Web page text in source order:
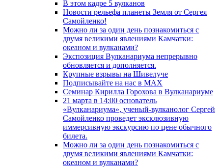
В этом кадре 5 вулканов
Новости рельефа планеты Земля от Сергея
Самойленко!
Можно ли за один день познакомиться с
двумя великими явлениями Камчатки:
океаном и вулканами?
Экспозиция Вулканариума непрерывно
обновляется и дополняется.
Крупные взрывы на Шивелуче
Подписывайте на нас в MAX
Семинар Кирилла Горохова в Вулканариуме
21 марта в 14:00 основатель
«Вулканариума», ученый-вулканолог Сергей
Самойленко проведет эксклюзивную
иммерсивную экскурсию по цене обычного
билета.
Можно ли за один день познакомиться с
двумя великими явлениями Камчатки:
океаном и вулканами?